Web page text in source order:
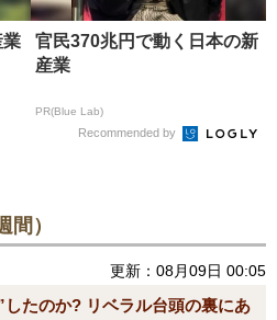
業
官民370兆円で動く日本の新
産業
PR(Blue Lab)
Recommended by
）
更新：08月09日 00:05
したのか? リベラル台頭の裏にあ